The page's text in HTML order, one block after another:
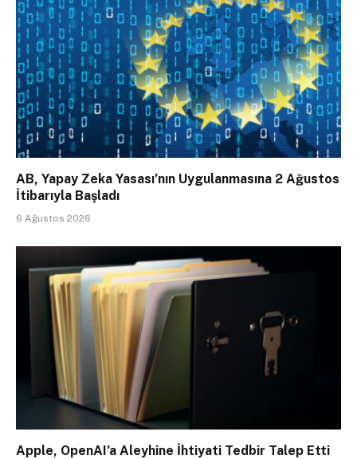
AB, Yapay Zeka Yasası’nın Uygulanmasına 2 Ağustos
İtibarıyla Başladı
6 Ağustos 2026
Apple, OpenAI’a Aleyhine İhtiyati Tedbir Talep Etti